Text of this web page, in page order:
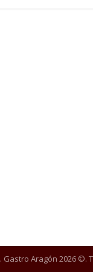
. Gastro Aragón 2026 ©.